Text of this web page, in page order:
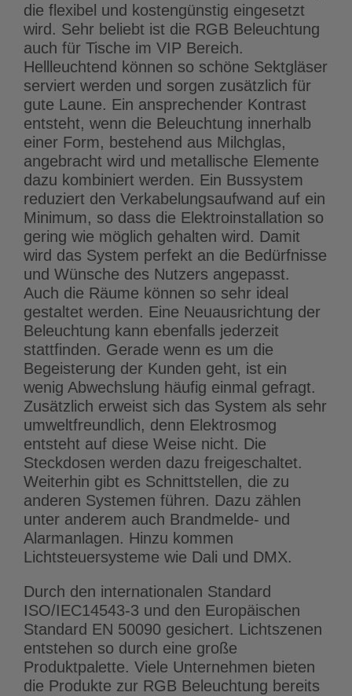
die flexibel und kostengünstig eingesetzt
wird. Sehr beliebt ist die RGB Beleuchtung
auch für Tische im VIP Bereich.
Hellleuchtend können so schöne Sektgläser
serviert werden und sorgen zusätzlich für
gute Laune. Ein ansprechender Kontrast
entsteht, wenn die Beleuchtung innerhalb
einer Form, bestehend aus Milchglas,
angebracht wird und metallische Elemente
dazu kombiniert werden. Ein Bussystem
reduziert den Verkabelungsaufwand auf ein
Minimum, so dass die Elektroinstallation so
gering wie möglich gehalten wird. Damit
wird das System perfekt an die Bedürfnisse
und Wünsche des Nutzers angepasst.
Auch die Räume können so sehr ideal
gestaltet werden. Eine Neuausrichtung der
Beleuchtung kann ebenfalls jederzeit
stattfinden. Gerade wenn es um die
Begeisterung der Kunden geht, ist ein
wenig Abwechslung häufig einmal gefragt.
Zusätzlich erweist sich das System als sehr
umweltfreundlich, denn Elektrosmog
entsteht auf diese Weise nicht. Die
Steckdosen werden dazu freigeschaltet.
Weiterhin gibt es Schnittstellen, die zu
anderen Systemen führen. Dazu zählen
unter anderem auch Brandmelde- und
Alarmanlagen. Hinzu kommen
Lichtsteuersysteme wie Dali und DMX.
Durch den internationalen Standard
ISO/IEC14543-3 und den Europäischen
Standard EN 50090 gesichert. Lichtszenen
entstehen so durch eine große
Produktpalette. Viele Unternehmen bieten
die Produkte zur RGB Beleuchtung bereits